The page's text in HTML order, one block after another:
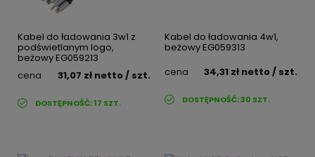
Kabel do ładowania 3w1 z
podświetlanym logo,
beżowy EG059213
cena
31,07 zł netto/ szt.
DOSTĘPNOŚĆ:17 SZT.
Kabel do ładowania 4w1,
beżowy EG059313
cena
34,31 zł netto/ szt.
DOSTĘPNOŚĆ:30 SZT.